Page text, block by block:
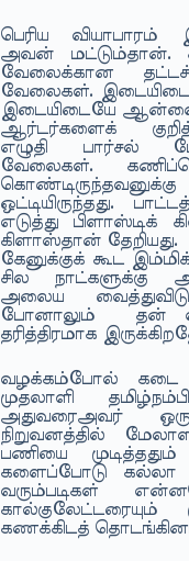
பெரிய
அவன் மட்டும்தான்.
வேலைக்கான
வேலைகள்.
இடையிடையே
ஆர்டர்களைக்
எழுதி பார்சல்
வேலைகள்.
ஒட்டியிருந்தது.
எடுத்து
கிளாஸ்தான்
கேனுக்குக் கூட
சில நாட்களுக்கு
அலைய
போனாலும் தன்
தரித்திரமாக
வழக்கம்போல் கடை
முதலாளி
அதுவரைஅவர்
நிறுவனத்தில்
பணியை
களைப்போடு கல்லா
வரும்படிகள்
கணக்கிடத்